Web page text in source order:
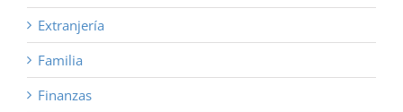
Extranjería
Familia
Finanzas